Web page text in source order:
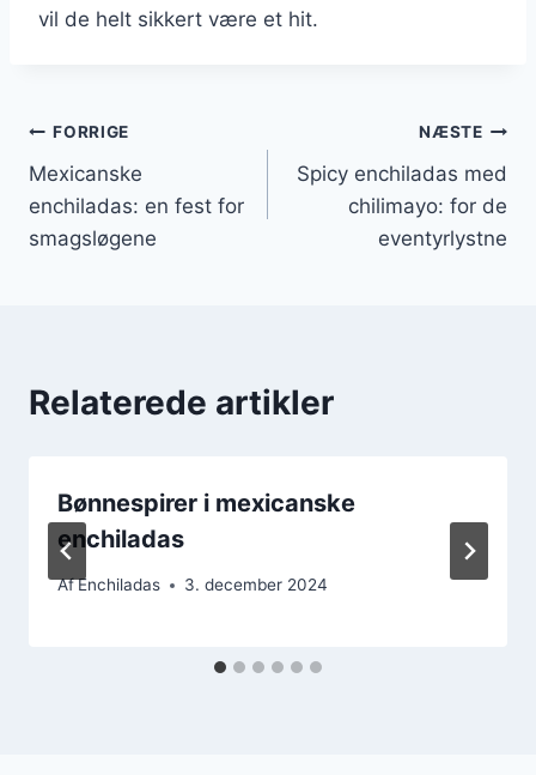
vil de helt sikkert være et hit.
Indlægsnavigation
FORRIGE
Mexicanske
enchiladas: en fest for
smagsløgene
NÆSTE
Spicy enchiladas med
chilimayo: for de
eventyrlystne
Relaterede artikler
Bønnespirer i mexicanske
enchiladas
AfEnchiladas 3. december 2024